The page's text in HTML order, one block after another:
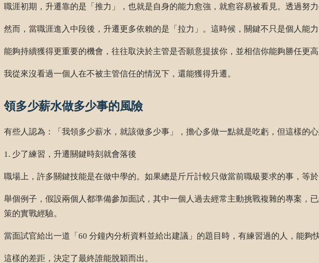
職涯初期，升遷靠的是「推力」，也就是自身的能力愈強，就愈容易被看見。透過努
然而，當職涯進入中段後，升遷更多依賴的是「拉力」。這時候，關鍵不只是個人能
能夠持續獲得更重要的機會，往往取決於主管是否願意提拔你，並相信你能夠勝任更高
我從來沒看過一個人在不被主管信任的情況下，還能獲得升遷。
領多少薪水做多少事的風險
有些人認為：「我領多少薪水，就該做多少事」，擔心多做一點就是吃虧，但這樣的
1. 少了練習，升遷關鍵時刻就會落後
職場上，許多關鍵技能是在做中學的。如果總是斤斤計較只做當前職級要求的事，等
舉個例子，假設兩個人都準備參加面試，其中一個人過去經常主動挑戰複雜的專案
策的實戰經驗。
當面試官給出一道「60 分鐘內分析資料並給出建議」的題目時，有練習過的人，能
這樣的差距，決定了最終誰能脫穎而出。